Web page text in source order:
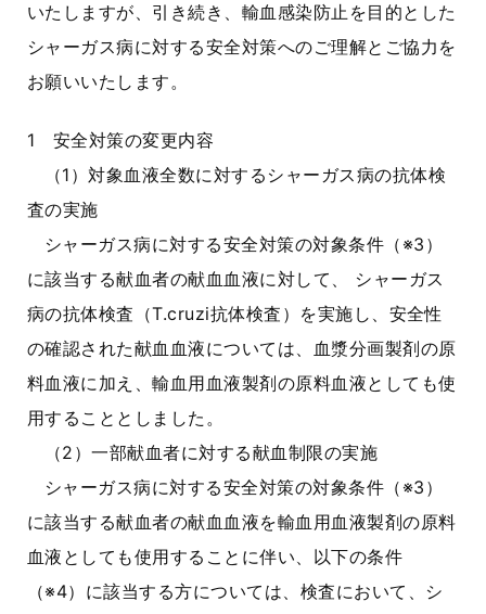
いたしますが、引き続き、輸血感染防止を目的とした
シャーガス病に対する安全対策へのご理解とご協力を
お願いいたします。
1 安全対策の変更内容
（1）対象血液全数に対するシャーガス病の抗体検
査の実施
シャーガス病に対する安全対策の対象条件（※3）
に該当する献血者の献血血液に対して、 シャーガス
病の抗体検査（T.cruzi抗体検査）を実施し、安全性
の確認された献血血液については、血漿分画製剤の原
料血液に加え、輸血用血液製剤の原料血液としても使
用することとしました。
（2）一部献血者に対する献血制限の実施
シャーガス病に対する安全対策の対象条件（※3）
に該当する献血者の献血血液を輸血用血液製剤の原料
血液としても使用することに伴い、以下の条件
（※4）に該当する方については、検査において、シ